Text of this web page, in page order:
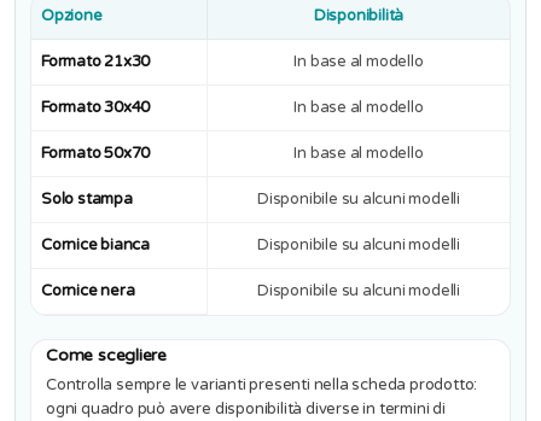
Opzione Disponibilità
Formato 21x30 In base al modello
Formato 30x40 In base al modello
Formato 50x70 In base al modello
Solo stampa Disponibile su alcuni modelli
Cornice bianca Disponibile su alcuni modelli
Cornice nera Disponibile su alcuni modelli
Come scegliere
Controlla sempre le varianti presenti nella scheda prodotto:
ogni quadro può avere disponibilità diverse in termini di